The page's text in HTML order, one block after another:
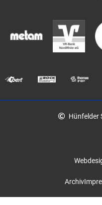
Hünfelder
Archiv